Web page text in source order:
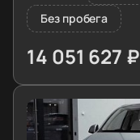
Без пробега
14 051 627 ₽
≈ 139 780€